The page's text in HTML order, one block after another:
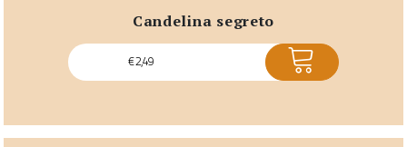
candelina segreto
€2,49 ACQUISTA